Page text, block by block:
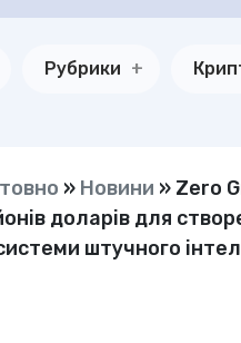
Рубрики
» Новини » Zero
доларів для
штучного